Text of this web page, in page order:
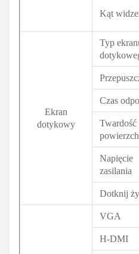
Kąt
Ekran
dotykowy
Typ
Czas
Twardość
Napięcie
zasilania
Dotknij
VGA
H-DMI